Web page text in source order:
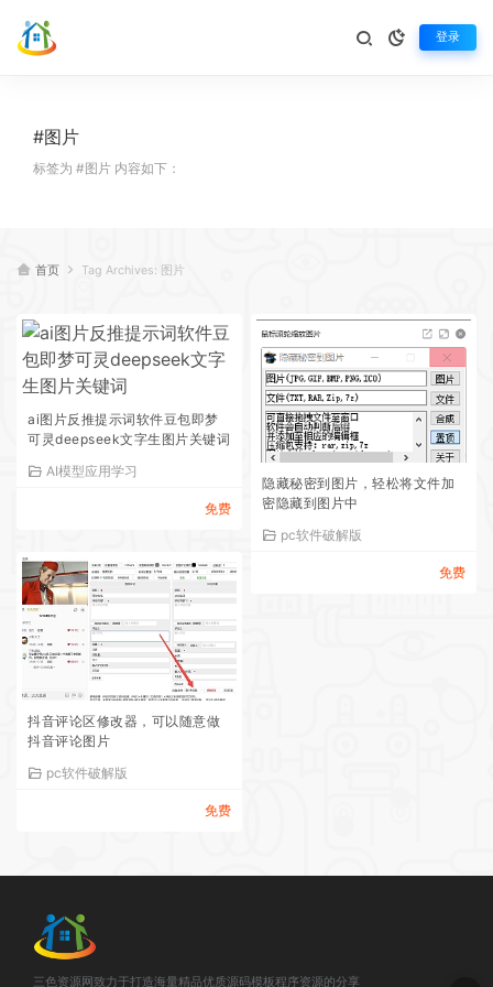
登录
#图片
标签为 #图片 内容如下：
首页 Tag Archives: 图片
ai图片反推提示词软件豆包即梦
可灵deepseek文字生图片关键词
AI模型应用学习
免费
隐藏秘密到图片，轻松将文件加
密隐藏到图片中
pc软件破解版
免费
抖音评论区修改器，可以随意做
抖音评论图片
pc软件破解版
免费
三色资源网致力于打造海量精品优质源码模板程序资源的分享